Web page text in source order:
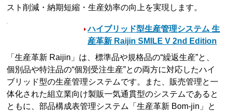
スト削減・納期短縮・生産効率の向上を実現します。
ハイブリッド型生産管理システム 生
産革新 Raijin SMILE V 2nd Edition
「生産革新 Raijin」は、標準品や規格品の“繰返生産”と、
個別品や特注品の“個別受注生産”との両方に対応したハイ
ブリッド型の生産管理システムです。また、販売管理と一
体化された組立業向け製販一気通貫型のシステムであると
ともに、部品構成表管理システム「生産革新 Bom-jin」と